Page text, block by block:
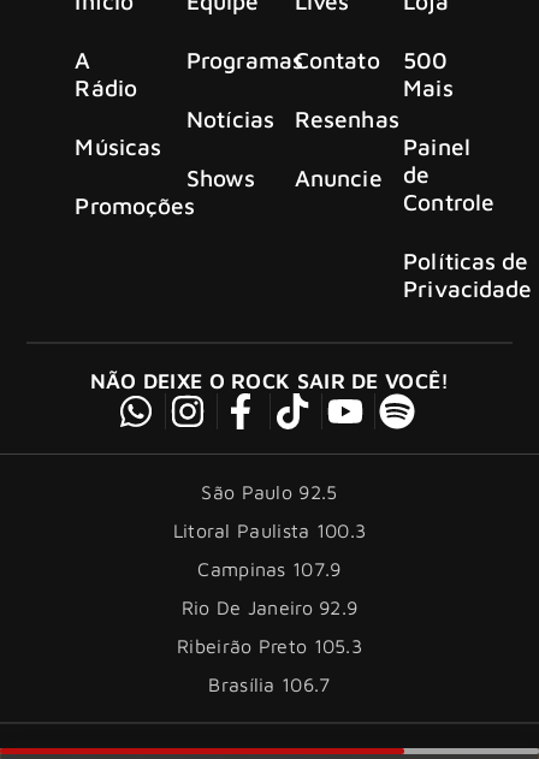
A
Rádio
Músicas
Promoções
Programas
Notícias
Shows
Contato
Resenhas
Anuncie
500
Mais
Painel
de
Controle
Políticas de
Privacidade
NÃO DEIXE O ROCK SAIR DE VOCÊ!
São Paulo 92.5
Litoral Paulista 100.3
Campinas 107.9
Rio De Janeiro 92.9
Ribeirão Preto 105.3
Brasília 106.7